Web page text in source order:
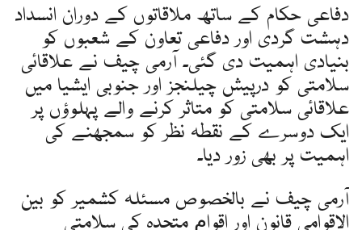
دفاعی حکام کے ساتھ ملاقاتوں کے دوران انسداد
دہشت گردی اور دفاعی تعاون کے شعبوں کو
بنیادی اہمیت دی گئی۔ آرمی چیف نے علاقائی
سلامتی کو درپیش چیلنجز اور جنوبی ایشیا میں
علاقائی سلامتی کو متاثر کرنے والے پہلوؤں پر
ایک دوسرے کے نقطہ نظر کو سمجھنے کی
اہمیت پر بھی زور دیا۔
آرمی چیف نے بالخصوص مسئلہ کشمیر کو بین
الاقوامی قانون اور اقوامِ متحدہ کی سلامتی